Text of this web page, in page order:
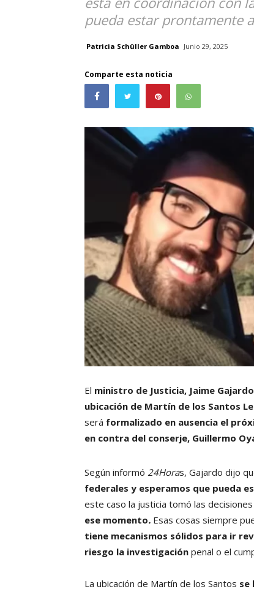
pueda estar prontamente
Patricia Schüller Gamboa Junio 29, 2025
Comparte esta noticia
El ministro de Justicia, Jaime
ubicación de Martín de los Santos
será formalizado en ausencia el
en contra del conserje, Guillermo
Según informó 24Horas, Gajardo dijo
federales y esperamos que pueda
este caso la justicia tomó las
ese momento. Esas cosas siempre
tiene mecanismos sólidos para ir
riesgo la investigación penal o el
La ubicación de Martín de los Santos se